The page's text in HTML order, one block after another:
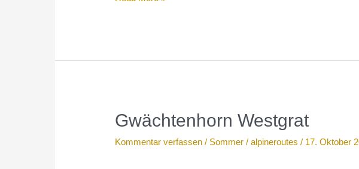
Gwächtenhorn Westgrat
Kommentar verfassen / Sommer /alpineroutes/ 17. Oktober